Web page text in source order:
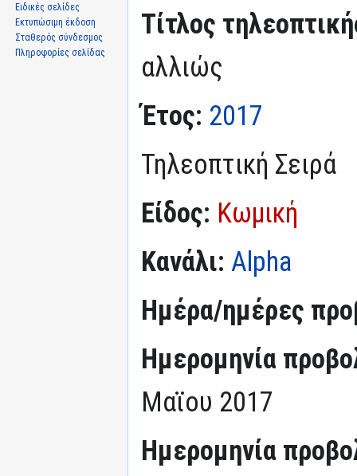
Τίτλος
αλλιώς
Έτος: 2017
Τηλεοπτική Σειρά
Είδος: Κωμική
Κανάλι: Alpha
Ημέρα/ημέρες
Ημερομηνία
Μαϊου 2017
Ημερομηνία
Ειδικές σελίδες
Εκτυπώσιμη έκδοση
Σταθερός σύνδεσμος
Πληροφορίες σελίδας